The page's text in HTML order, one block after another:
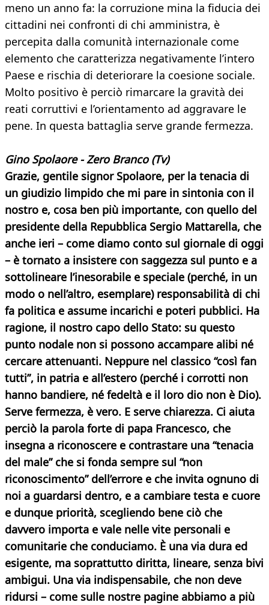
meno un anno fa: la corruzione mina la fiducia dei
cittadini nei confronti di chi amministra, è
percepita dalla comunità internazionale come
elemento che caratterizza negativamente l’intero
Paese e rischia di deteriorare la coesione sociale.
Molto positivo è perciò rimarcare la gravità dei
reati corruttivi e l’orientamento ad aggravare le
pene. In questa battaglia serve grande fermezza.
Gino Spolaore - Zero Branco (Tv)
Grazie, gentile signor Spolaore, per la tenacia di
un giudizio limpido che mi pare in sintonia con il
nostro e, cosa ben più importante, con quello del
presidente della Repubblica Sergio Mattarella, che
anche ieri – come diamo conto sul giornale di oggi
– è tornato a insistere con saggezza sul punto e a
sottolineare l’inesorabile e speciale (perché, in un
modo o nell’altro, esemplare) responsabilità di chi
fa politica e assume incarichi e poteri pubblici. Ha
ragione, il nostro capo dello Stato: su questo
punto nodale non si possono accampare alibi né
cercare attenuanti. Neppure nel classico “così fan
tutti”, in patria e all’estero (perché i corrotti non
hanno bandiere, né fedeltà e il loro dio non è Dio).
Serve fermezza, è vero. E serve chiarezza. Ci aiuta
perciò la parola forte di papa Francesco, che
insegna a riconoscere e contrastare una “tenacia
del male” che si fonda sempre sul “non
riconoscimento” dell’errore e che invita ognuno di
noi a guardarsi dentro, e a cambiare testa e cuore
e dunque priorità, scegliendo bene ciò che
davvero importa e vale nelle vite personali e
comunitarie che conduciamo. È una via dura ed
esigente, ma soprattutto diritta, lineare, senza bivi
ambigui. Una via indispensabile, che non deve
ridursi – come sulle nostre pagine abbiamo a più